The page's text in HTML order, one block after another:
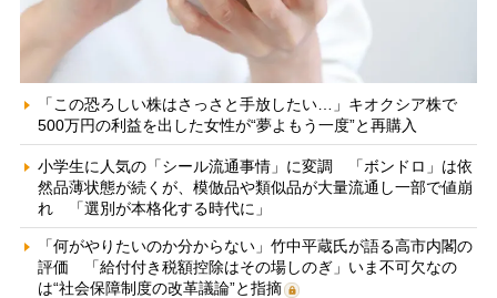
「この恐ろしい株はさっさと手放したい…」キオクシア株で
500万円の利益を出した女性が“夢よもう一度”と再購入
小学生に人気の「シール流通事情」に変調 「ボンドロ」は依
然品薄状態が続くが、模倣品や類似品が大量流通し一部で値崩
れ 「選別が本格化する時代に」
「何がやりたいのか分からない」竹中平蔵氏が語る高市内閣の
評価 「給付付き税額控除はその場しのぎ」いま不可欠なの
は“社会保障制度の改革議論”と指摘